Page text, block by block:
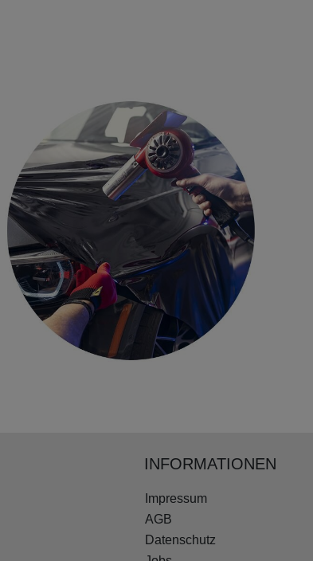
INFORMATIONEN
Impressum
AGB
Datenschutz